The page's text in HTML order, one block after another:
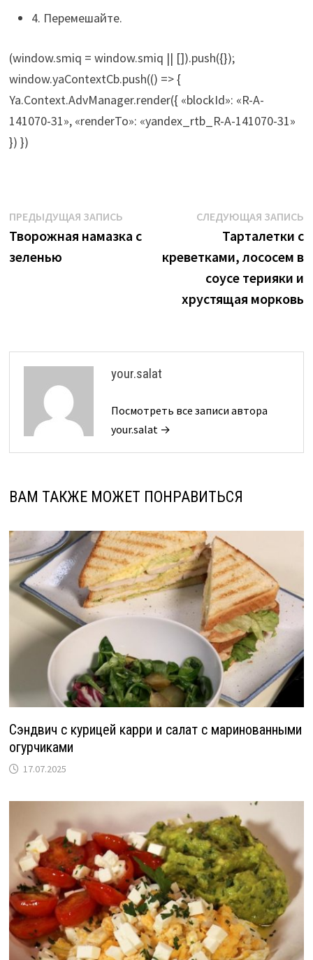
4. Перемешайте.
(window.smiq = window.smiq || []).push({});
window.yaContextCb.push(() => {
Ya.Context.AdvManager.render({ «blockId»: «R-A-
141070-31», «renderTo»: «yandex_rtb_R-A-141070-31»
}) })
Навигация
по
ПРЕДЫДУЩАЯ ЗАПИСЬПредыдущая
запись:
Творожная намазка с
зеленью
СЛЕДУЮЩАЯ ЗАПИСЬ
Тарталетки с
креветками, лососем в
соусе терияки и
хрустящая морковь
your.salat
Посмотреть все записи автора
your.salat →
ВАМ ТАКЖЕ МОЖЕТ ПОНРАВИТЬСЯ
Сэндвич с курицей карри и салат с маринованными
огурчиками
17.07.2025